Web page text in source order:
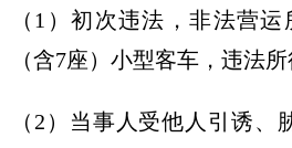
（1）初次违法，非法营
（含7座）小型客车，违法
（2）当事人受他人引诱、